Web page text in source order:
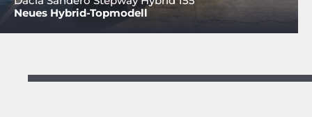
Neues Hybrid-Topmodell